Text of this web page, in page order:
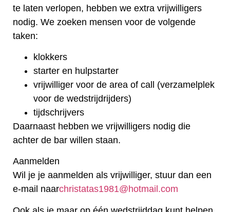
te laten verlopen, hebben we extra vrijwilligers
nodig. We zoeken mensen voor de volgende
taken:
klokkers
starter en hulpstarter
vrijwilliger voor de area of call (verzamelplek
voor de wedstrijdrijders)
tijdschrijvers
Daarnaast hebben we vrijwilligers nodig die
achter de bar willen staan.
Aanmelden
Wil je je aanmelden als vrijwilliger, stuur dan een
e-mail naarchristatas1981@hotmail.com